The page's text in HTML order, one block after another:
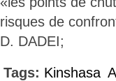
risques de
D. DADEI;
Tags: Kinshasa